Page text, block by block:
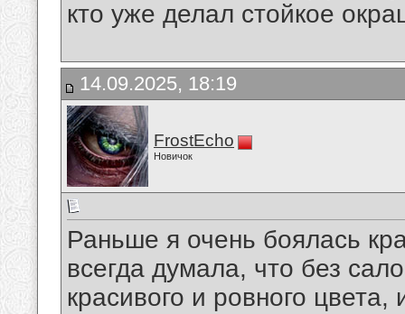
кто уже делал стойкое
14.09.2025, 18:19
FrostEcho
Новичок
Раньше я очень боялась
всегда думала, что без
красивого и ровного